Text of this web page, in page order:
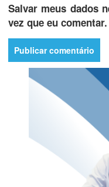
Salvar meus dados
vez que eu comentar.